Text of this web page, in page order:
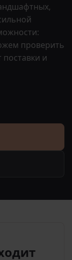
проверить
и